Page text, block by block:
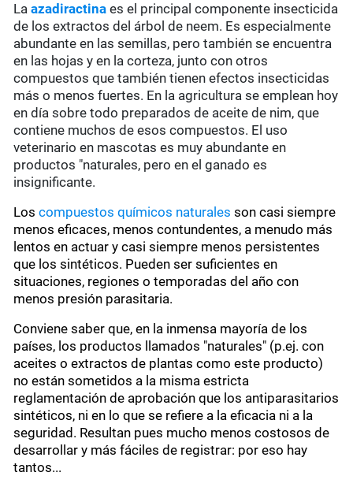
Laazadiractina es el principal componente insecticida
de los extractos del árbol de neem. Es especialmente
abundante en las semillas, pero también se encuentra
en las hojas y en la corteza, junto con otros
compuestos que también tienen efectos insecticidas
más o menos fuertes. En la agricultura se emplean hoy
en día sobre todo preparados de aceite de nim, que
contiene muchos de esos compuestos. El uso
veterinario en mascotas es muy abundante en
productos "naturales, pero en el ganado es
insignificante.
Loscompuestos químicos naturales son casi siempre
menos eficaces, menos contundentes, a menudo más
lentos en actuar y casi siempre menos persistentes
que los sintéticos. Pueden ser suficientes en
situaciones, regiones o temporadas del año con
menos presión parasitaria.
Conviene saber que, en la inmensa mayoría de los
países, los productos llamados "naturales" (p.ej. con
aceites o extractos de plantas como este producto)
no están sometidos a la misma estricta
reglamentación de aprobación que los antiparasitarios
sintéticos, ni en lo que se refiere a la eficacia ni a la
seguridad. Resultan pues mucho menos costosos de
desarrollar y más fáciles de registrar: por eso hay
tantos...